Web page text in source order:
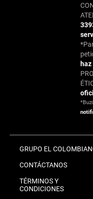
GRUPO EL
CONTÁCTANOS
TÉRMINOS Y
CONDICIONES